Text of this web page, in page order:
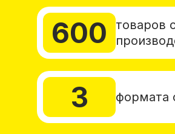
600
товаров
3 формата